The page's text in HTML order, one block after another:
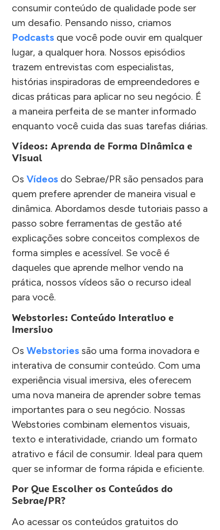
consumir conteúdo de qualidade pode ser
um desafio. Pensando nisso, criamos
Podcasts que você pode ouvir em qualquer
lugar, a qualquer hora. Nossos episódios
trazem entrevistas com especialistas,
histórias inspiradoras de empreendedores e
dicas práticas para aplicar no seu negócio. É
a maneira perfeita de se manter informado
enquanto você cuida das suas tarefas diárias.
Vídeos: Aprenda de Forma Dinâmica e
Visual
Os Vídeos do Sebrae/PR são pensados para
quem prefere aprender de maneira visual e
dinâmica. Abordamos desde tutoriais passo a
passo sobre ferramentas de gestão até
explicações sobre conceitos complexos de
forma simples e acessível. Se você é
daqueles que aprende melhor vendo na
prática, nossos vídeos são o recurso ideal
para você.
Webstories: Conteúdo Interativo e
Imersivo
Os Webstories são uma forma inovadora e
interativa de consumir conteúdo. Com uma
experiência visual imersiva, eles oferecem
uma nova maneira de aprender sobre temas
importantes para o seu negócio. Nossas
Webstories combinam elementos visuais,
texto e interatividade, criando um formato
atrativo e fácil de consumir. Ideal para quem
quer se informar de forma rápida e eficiente.
Por Que Escolher os Conteúdos do
Sebrae/PR?
Ao acessar os conteúdos gratuitos do